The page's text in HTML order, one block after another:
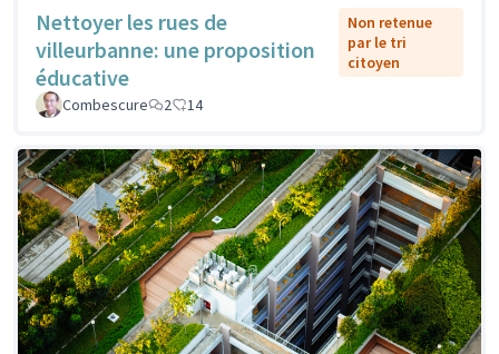
Nettoyer les rues de
villeurbanne: une proposition
éducative
Non retenue
par le tri
citoyen
Combescure 2 14